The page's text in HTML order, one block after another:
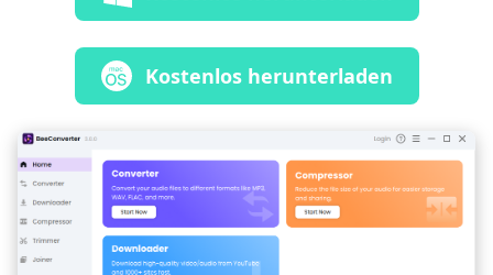
Kostenlos herunterladen